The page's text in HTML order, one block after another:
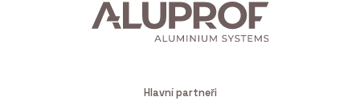
Hlavní partneři